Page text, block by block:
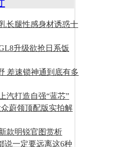
长腿性感身材诱惑十
升级欲抢日系饭
差速锁神通到底有多
汽打造自强“蓝芯”
蔚领顶配版实拍解
款明锐官图赏析
说一定要远离这6种